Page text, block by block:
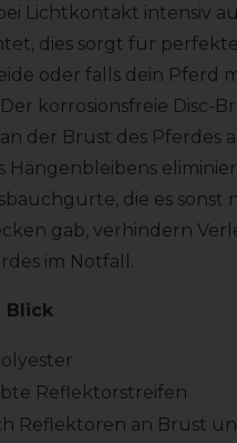
Lichtkontakt intensiv
dies sorgt für
oder falls dein Pferd
korrosionsfreie Disc-
der Brust des Pferdes
Hängenbleibens
die es sonst
gab, verhindern
im Notfall.
Blick
Reflektorstreifen
Reflektoren an Brust